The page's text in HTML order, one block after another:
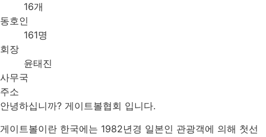
16개
동호인
161명
회장
윤태진
사무국
주소
안녕하십니까? 게이트볼협회 입니다.
게이트볼이란 한국에는 1982년경 일본인 관광객에 의해 첫선